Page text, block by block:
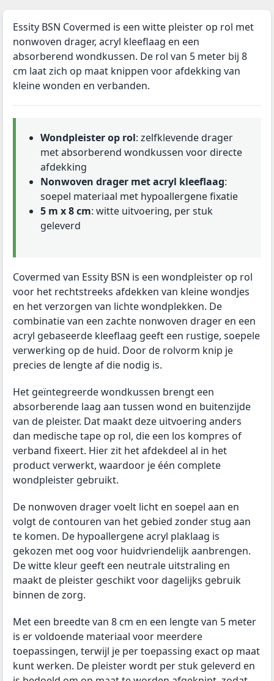
Essity BSN Covermed is een witte pleister op rol met
nonwoven drager, acryl kleeflaag en een
absorberend wondkussen. De rol van 5 meter bij 8
cm laat zich op maat knippen voor afdekking van
kleine wonden en verbanden.
Wondpleister op rol: zelfklevende drager
met absorberend wondkussen voor directe
afdekking
Nonwoven drager met acryl kleeflaag:
soepel materiaal met hypoallergene fixatie
5 m x 8 cm: witte uitvoering, per stuk
geleverd
Covermed van Essity BSN is een wondpleister op rol
voor het rechtstreeks afdekken van kleine wondjes
en het verzorgen van lichte wondplekken. De
combinatie van een zachte nonwoven drager en een
acryl gebaseerde kleeflaag geeft een rustige, soepele
verwerking op de huid. Door de rolvorm knip je
precies de lengte af die nodig is.
Het geïntegreerde wondkussen brengt een
absorberende laag aan tussen wond en buitenzijde
van de pleister. Dat maakt deze uitvoering anders
dan medische tape op rol, die een los kompres of
verband fixeert. Hier zit het afdekdeel al in het
product verwerkt, waardoor je één complete
wondpleister gebruikt.
De nonwoven drager voelt licht en soepel aan en
volgt de contouren van het gebied zonder stug aan
te komen. De hypoallergene acryl plaklaag is
gekozen met oog voor huidvriendelijk aanbrengen.
De witte kleur geeft een neutrale uitstraling en
maakt de pleister geschikt voor dagelijks gebruik
binnen de zorg.
Met een breedte van 8 cm en een lengte van 5 meter
is er voldoende materiaal voor meerdere
toepassingen, terwijl je per toepassing exact op maat
kunt werken. De pleister wordt per stuk geleverd en